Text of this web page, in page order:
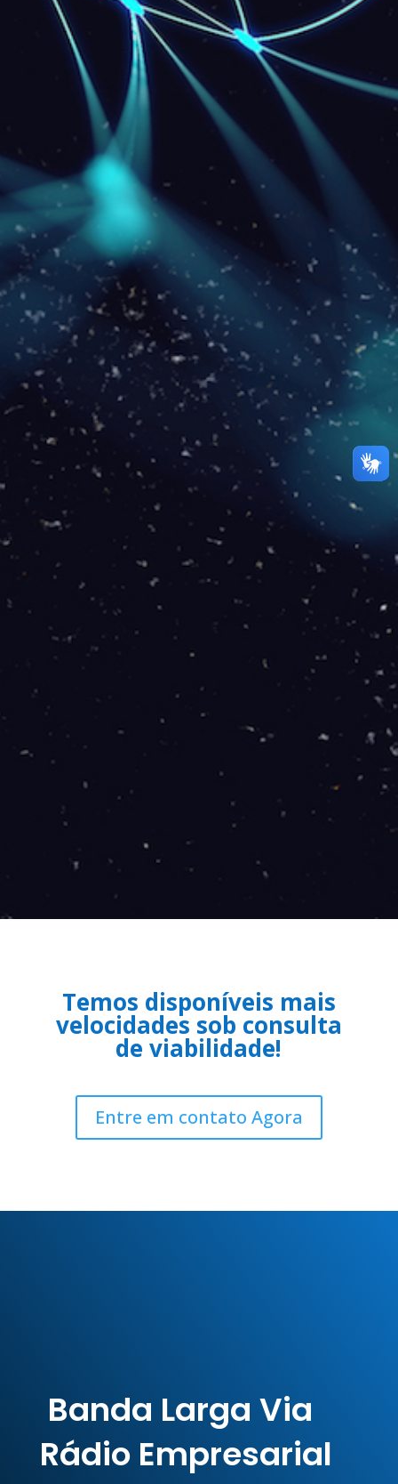
EU QUERO
BANDA LARGA Empresarial -
200
R$ 149/mês
Download: 200 Mbps
Upload: 100 Mbps
Consultar taxa de
EU QUERO
Temos disponíveis mais
velocidades sob consulta
de viabilidade!
Entre em contato Agora
Banda Larga Via
Rádio Empresarial